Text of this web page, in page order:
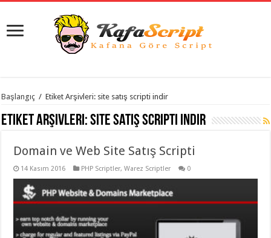
istanbul
evden
eve
organizasyon ,
evden
taşımacılık
taşımacılık
gaziantep
evden
Başlangıç / Etiket Arşivleri: site satış scripti indir
Etiket Arşivleri:site satış scripti indir
Domain ve Web Site Satış Scripti
14 Kasım 2016 PHP Scriptler,Warez Scriptler 0